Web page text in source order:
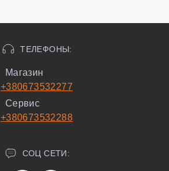
ТЕЛЕФОНЫ:
Магазин
+380673532277
Сервис
+380673532288
СОЦ СЕТИ: